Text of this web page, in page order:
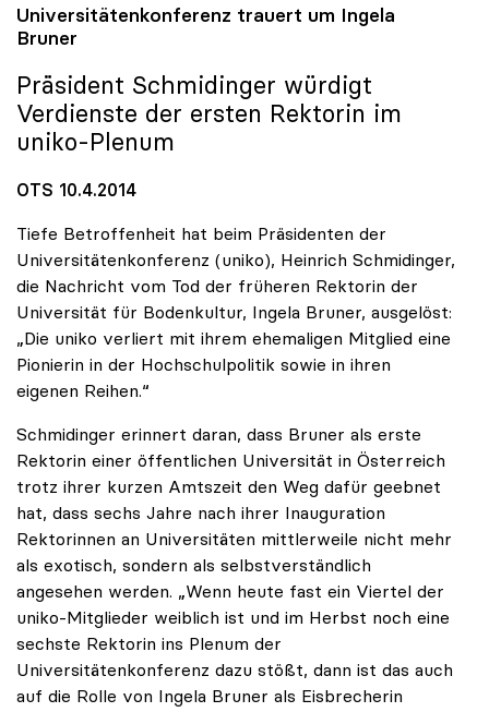
Universitätenkonferenz trauert um Ingela
Bruner
Präsident Schmidinger würdigt
Verdienste der ersten Rektorin im
uniko-Plenum
OTS 10.4.2014
Tiefe Betroffenheit hat beim Präsidenten der
Universitätenkonferenz (uniko), Heinrich Schmidinger,
die Nachricht vom Tod der früheren Rektorin der
Universität für Bodenkultur, Ingela Bruner, ausgelöst:
„Die uniko verliert mit ihrem ehemaligen Mitglied eine
Pionierin in der Hochschulpolitik sowie in ihren
eigenen Reihen.“
Schmidinger erinnert daran, dass Bruner als erste
Rektorin einer öffentlichen Universität in Österreich
trotz ihrer kurzen Amtszeit den Weg dafür geebnet
hat, dass sechs Jahre nach ihrer Inauguration
Rektorinnen an Universitäten mittlerweile nicht mehr
als exotisch, sondern als selbstverständlich
angesehen werden. „Wenn heute fast ein Viertel der
uniko-Mitglieder weiblich ist und im Herbst noch eine
sechste Rektorin ins Plenum der
Universitätenkonferenz dazu stößt, dann ist das auch
auf die Rolle von Ingela Bruner als Eisbrecherin